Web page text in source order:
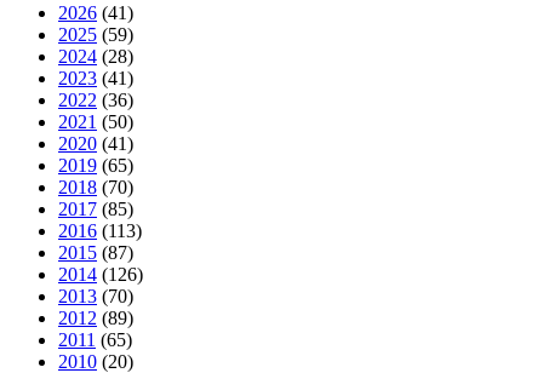
2026 (41)
2025 (59)
2024 (28)
2023 (41)
2022 (36)
2021 (50)
2020 (41)
2019 (65)
2018 (70)
2017 (85)
2016 (113)
2015 (87)
2014 (126)
2013 (70)
2012 (89)
2011 (65)
2010 (20)